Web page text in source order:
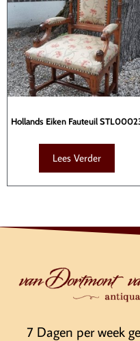
Hollands Eiken Fauteuil
Lees Verder
7 Dagen per week